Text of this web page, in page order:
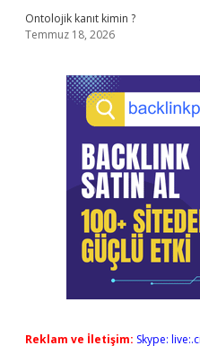
Ontolojik kanıt kimin ?
Temmuz 18, 2026
Reklam ve İletişim: Skype: